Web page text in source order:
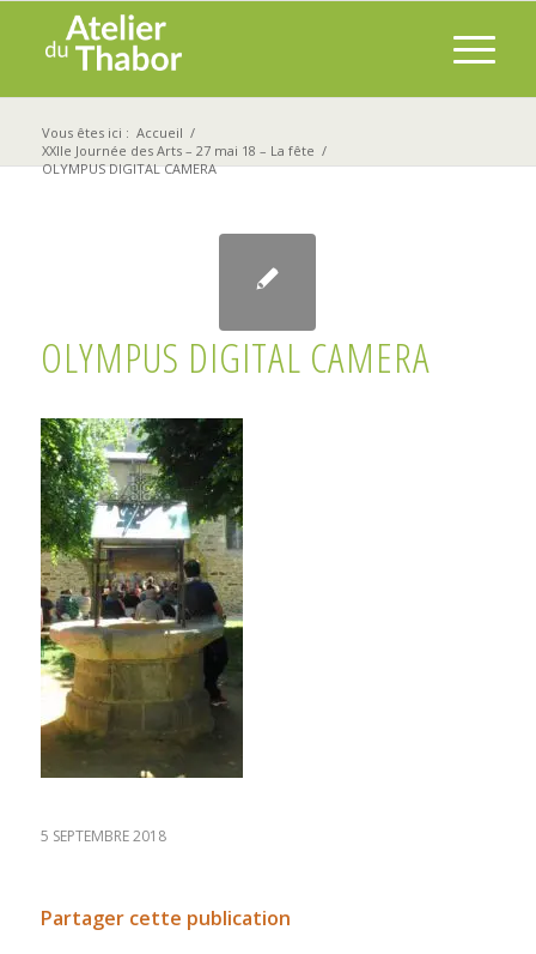
Vous êtes ici : Accueil /
XXIIe Journée des Arts – 27 mai 18 – La fête /
OLYMPUS DIGITAL CAMERA
OLYMPUS DIGITAL CAMERA
5 SEPTEMBRE 2018
Partager cette publication